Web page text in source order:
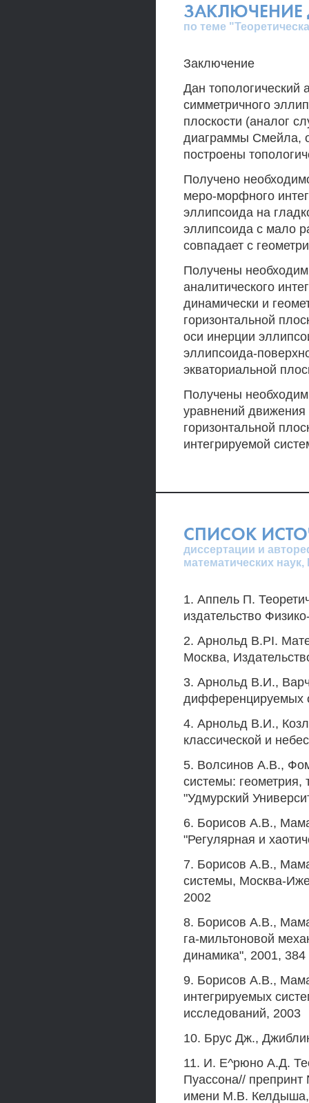
ЗАКЛЮЧЕНИЕ
по теме
Заключение
Дан топологический
симметричного
плоскости (аналог
диаграммы Смейла,
построены
Получено
меро-морфного
эллипсоида на
эллипсоида с мало
совпадает с
Получены
аналитического
динамически и
горизонтальной
оси инерции
эллипсоида-
экваториальной
Получены
уравнений
горизонтальной
интегрируемой
СПИСОК
диссертации и
математических
1. Аппель П.
издательство
2. Арнольд В.PI.
Москва,
3. Арнольд В.И.,
дифференцируемых
4. Арнольд В.И.,
классической и
5. Волсинов А.В.,
системы: геометрия,
"Удмурский
6. Борисов А.В.,
"Регулярная и
7. Борисов А.В.,
системы, Москва-
2002
8. Борисов А.В.,
га-мильтоновой
динамика", 2001, 384
9. Борисов А.В.,
интегрируемых
исследований, 2003
10. Брус Дж.,
11. И. Е^рюно А.Д.
Пуассона// препринт
имени М.В. Келдыша,